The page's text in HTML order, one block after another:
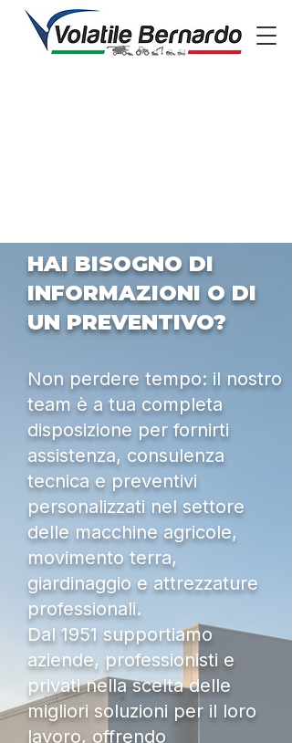
HAI BISOGNO DI
INFORMAZIONI O DI
UN PREVENTIVO?
Non perdere tempo: il nostro
team è a tua completa
disposizione per fornirti
assistenza, consulenza
tecnica e preventivi
personalizzati nel settore
delle macchine agricole,
movimento terra,
giardinaggio e attrezzature
professionali.
Dal 1951 supportiamo
aziende, professionisti e
privati nella scelta delle
migliori soluzioni per il loro
lavoro, offrendo